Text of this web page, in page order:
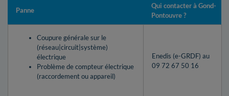
Panne
Qui contacter à Gond-
Pontouvre ?
Coupure générale sur le
(réseau|circuit|système)
électrique
Problème de compteur électrique
(raccordement ou appareil)
Enedis (e-GRDF) au
09 72 67 50 16